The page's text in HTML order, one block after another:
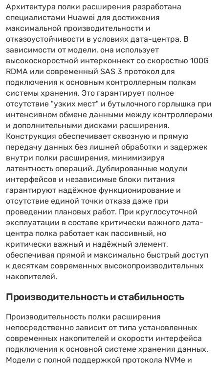
Архитектура полки расширения разработана
специалистами Huawei для достижения
максимальной производительности и
отказоустойчивости в условиях дата-центра. В
зависимости от модели, она использует
высокоскоростной интерконнект со скоростью 100G
RDMA или современный SAS 3 протокол для
подключения к основным контроллерным полкам
системы хранения. Это гарантирует полное
отсутствие "узких мест" и бутылочного горлышка при
интенсивном обмене данными между контроллерами
и дополнительными дисками расширения.
Конструкция обеспечивает сквозную и прямую
передачу данных без лишней обработки и задержек
внутри полки расширения, минимизируя
латентность операций. Дублированные модули
интерфейсов и независимые блоки питания
гарантируют надёжное функционирование и
отсутствие единой точки отказа даже при
проведении плановых работ. При круглосуточной
эксплуатации в составе критически важного дата-
центра полка работает как пассивный, но
критически важный и надёжный элемент,
обеспечивая прямой и максимально быстрый доступ
к десяткам современных высокопроизводительных
накопителей.
Производительность и стабильность
Производительность полки расширения
непосредственно зависит от типа установленных
современных накопителей и скорости интерфейса
подключения к основной системе хранения данных.
Модели с полной поддержкой протокола NVMe и